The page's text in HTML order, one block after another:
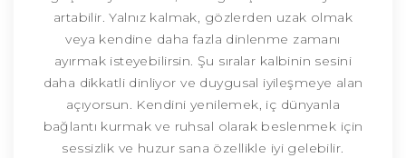
artabilir. Yalnız kalmak, gözlerden uzak olmak
veya kendine daha fazla dinlenme zamanı
ayırmak isteyebilirsin. Şu sıralar kalbinin sesini
daha dikkatli dinliyor ve duygusal iyileşmeye alan
açıyorsun. Kendini yenilemek, iç dünyanla
bağlantı kurmak ve ruhsal olarak beslenmek için
sessizlik ve huzur sana özellikle iyi gelebilir.